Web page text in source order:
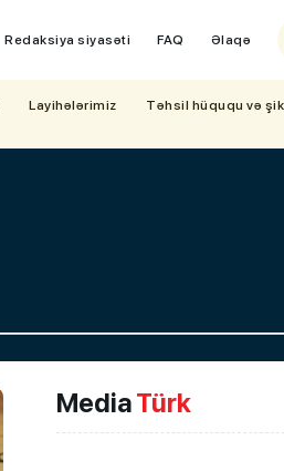
Redaksiya siyasəti FAQ Əlaqə
Layihələrimiz
Təhsil hüququ və
MediaTürk